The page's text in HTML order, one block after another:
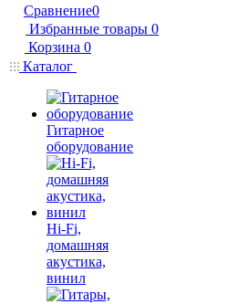
Сравнение0
Избранные товары 0
Корзина 0
Каталог
Гитарное
оборудование
Hi-Fi,
домашняя
акустика,
винил